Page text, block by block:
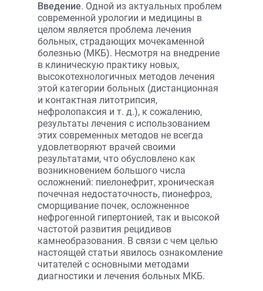
Введение. Одной из актуальных проблем
современной урологии и медицины в
целом является проблема лечения
больных, страдающих мочекаменной
болезнью (МКБ). Несмотря на внедрение
в клиническую практику новых,
высокотехнологичных методов лечения
этой категории больных (дистанционная
и контактная литотрипсия,
нефролопаксия и т. д.), к сожалению,
результаты лечения с использованием
этих современных методов не всегда
удовлетворяют врачей своими
результатами, что обусловлено как
возникновением большого числа
осложнений: пиелонефрит, хроническая
почечная недостаточность, пионефроз,
сморщивание почек, осложненное
нефрогенной гипертонией, так и высокой
частотой развития рецидивов
камнеобразования. В связи с чем целью
настоящей статьи явилось ознакомление
читателей с основными методами
диагностики и лечения больных МКБ.